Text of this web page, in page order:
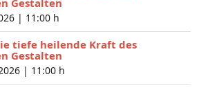
| 11:00 h
tiefe heilende Kraft des
Gestalten
| 11:00 h